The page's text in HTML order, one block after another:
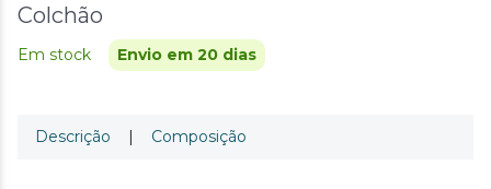
Colchão
Em stock Envio em 20 dias
Descrição | Composição